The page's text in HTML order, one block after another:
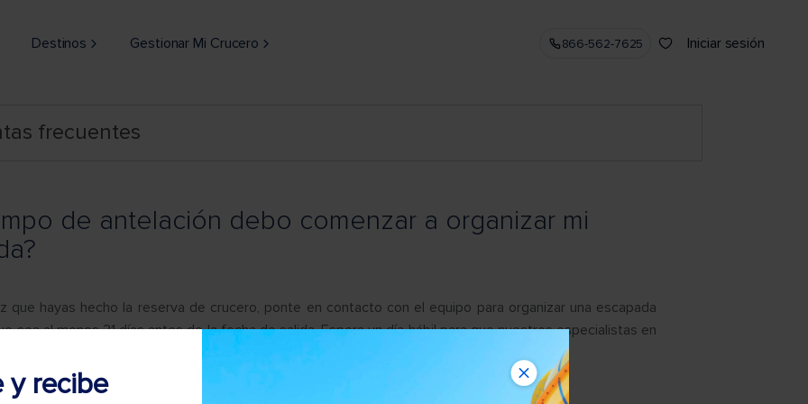
Destinos Gestionar Mi Crucero 866-562-7625 Iniciar sesión
frecuentes
de antelación debo comenzar a organizar mi
que hayas hecho la reserva de crucero, ponte en contacto con el equipo para organizar una escapada
sea al menos 21 días antes de la fecha de salida. Espera un día hábil para que nuestros especialistas en
revisen y procesen tu solicitud antes de que respondan.
y recibe